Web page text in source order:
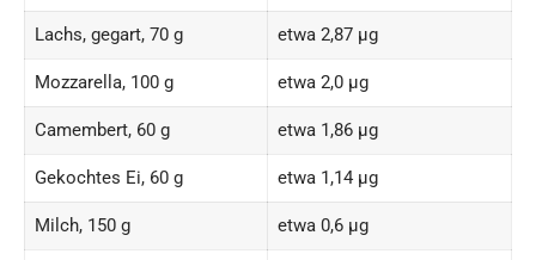
Lachs, gegart, 70 g etwa 2,87 µg
Mozzarella, 100 g etwa 2,0 µg
Camembert, 60 g etwa 1,86 µg
Gekochtes Ei, 60 g etwa 1,14 µg
Milch, 150 g etwa 0,6 µg